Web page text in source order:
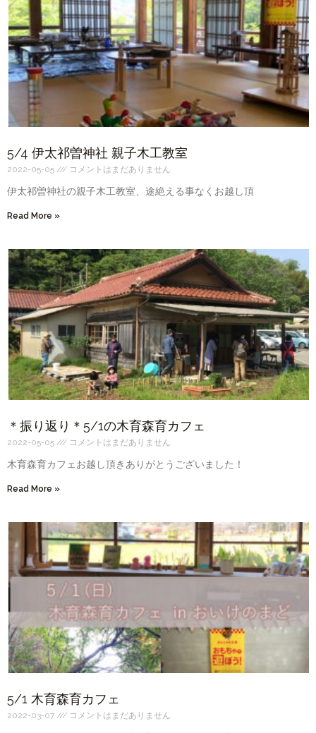
5/4 伊太祁曽神社 親子木工教室
2022-05-05 コメントはまだありません
伊太祁曽神社の親子木工教室、途絶える事なくお越し頂
Read More »
＊振り返り＊5/1の木育森育カフェ
2022-05-05 コメントはまだありません
木育森育カフェお越し頂きありがとうございました！
Read More »
5/1 木育森育カフェ
2022-03-07 コメントはまだありません